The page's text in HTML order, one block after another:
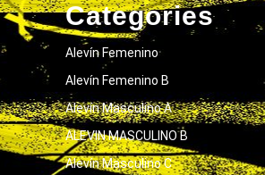
Categories
Alevín Femenino
Alevín Femenino B
Alevín Masculino A
ALEVIN MASCULINO B
Alevín Masculino C